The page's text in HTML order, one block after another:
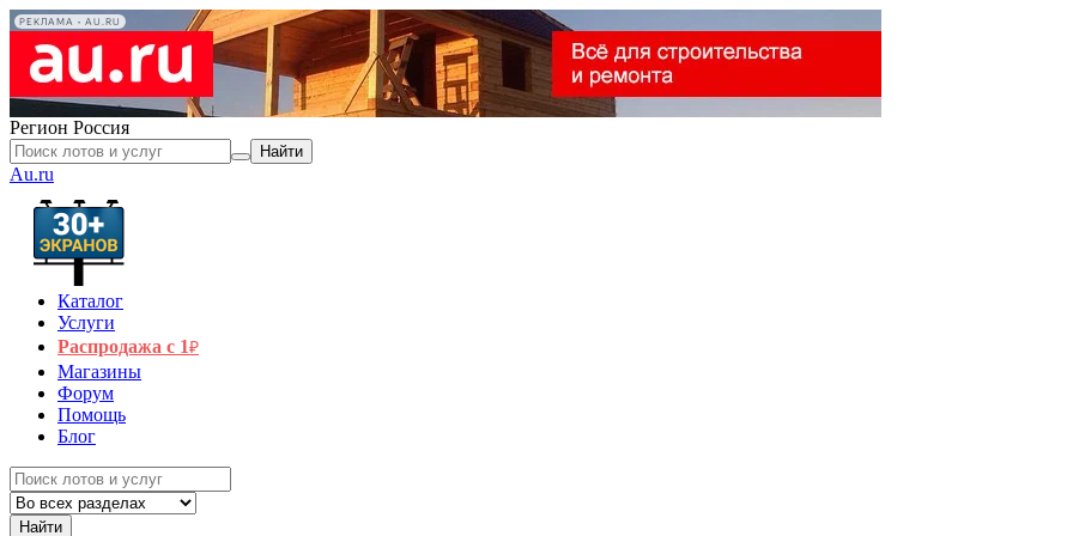
РЕКЛАМА • AU.RU
Регион Россия
Найти
Au.ru
Каталог
Услуги
Распродажа с 1₽
Магазины
Форум
Помощь
Блог
Найти